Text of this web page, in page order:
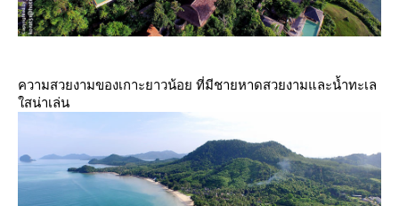
ความสวยงามของเกาะยาวน้อย ที่มีชายหาดสวยงามและน้ำทะเล
สน่าเล่น